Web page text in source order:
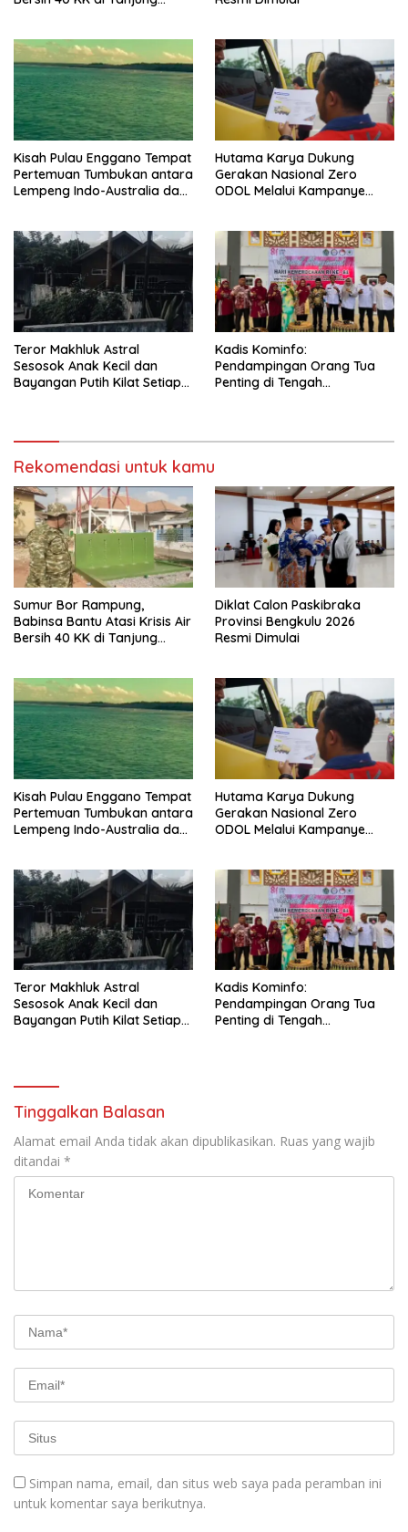
Kisah Pulau Enggano Tempat
Pertemuan Tumbukan antara
Lempeng Indo-Australia dan
Terjadi Pelepasan Energi
Mendadak Potensi Gempa
8.4 SR dan Picu Tsunami 15
Meter
Hutama Karya Dukung
Gerakan Nasional Zero
ODOL Melalui Kampanye
Teror Makhluk Astral
Sesosok Anak Kecil dan
Bayangan Putih Kilat Setiap
Kadis Kominfo:
Pendampingan Orang Tua
Penting di Tengah
Rekomendasi untuk kamu
Sumur Bor Rampung,
Babinsa Bantu Atasi Krisis Air
Bersih 40 KK di Tanjung
Diklat Calon Paskibraka
Provinsi Bengkulu 2026
Resmi Dimulai
Kisah Pulau Enggano Tempat
Pertemuan Tumbukan antara
Lempeng Indo-Australia dan
Terjadi Pelepasan Energi
Mendadak Potensi Gempa
8.4 SR dan Picu Tsunami 15
Meter
Hutama Karya Dukung
Gerakan Nasional Zero
ODOL Melalui Kampanye
Teror Makhluk Astral
Sesosok Anak Kecil dan
Bayangan Putih Kilat Setiap
Kadis Kominfo:
Pendampingan Orang Tua
Penting di Tengah
Tinggalkan Balasan
Alamat email Anda tidak akan dipublikasikan. Ruas yang wajib
ditandai *
Simpan nama, email, dan situs web saya pada peramban ini
untuk komentar saya berikutnya.